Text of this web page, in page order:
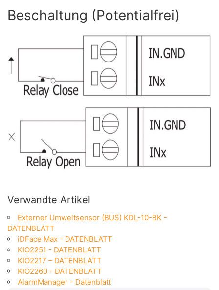
Beschaltung (Potentialfrei)
Verwandte Artikel
Externer Umweltsensor (BUS) KDL-10-BK -
DATENBLATT
iDFace Max - DATENBLATT
KIO2251 - DATENBLATT
KIO2217 – DATENBLATT
KIO2260 - DATENBLATT
AlarmManager - Datenblatt